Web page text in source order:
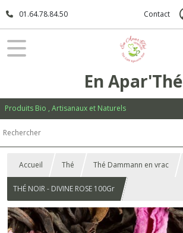
01.64.78.84.50 Contact
En Apar'Thé
Produits Bio , Artisanaux et Naturels
Accueil Thé Thé Dammann en vrac
THÉ NOIR - DIVINE ROSE 100Gr